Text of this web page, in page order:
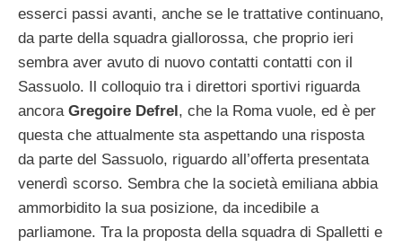
esserci passi avanti, anche se le trattative continuano,
da parte della squadra giallorossa, che proprio ieri
sembra aver avuto di nuovo contatti contatti con il
Sassuolo. Il colloquio tra i direttori sportivi riguarda
ancoraGregoire Defrel , che la Roma vuole, ed è per
questa che attualmente sta aspettando una risposta
da parte del Sassuolo, riguardo all’offerta presentata
venerdì scorso. Sembra che la società emiliana abbia
ammorbidito la sua posizione, da incedibile a
parliamone. Tra la proposta della squadra di Spalletti e